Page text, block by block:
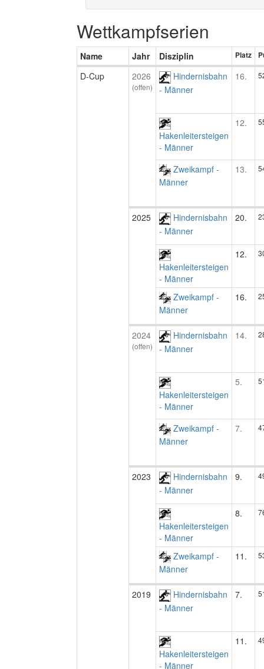
Wettkampfserien
Name Jahr Disziplin Platz
D-Cup 2026
(offen)
Hindernisbahn
- Männer
16.
Hakenleitersteigen
- Männer
12.
Zweikampf -
Männer
13.
2025
Hindernisbahn
- Männer
20.
Hakenleitersteigen
- Männer
12.
Zweikampf -
Männer
16.
2024
(offen)
Hindernisbahn
- Männer
14.
Hakenleitersteigen
- Männer
5.
Zweikampf -
Männer
7.
2023
Hindernisbahn
- Männer
9.
Hakenleitersteigen
- Männer
8.
Zweikampf -
Männer
11.
2019
Hindernisbahn
- Männer
7.
Hakenleitersteigen
- Männer
11.